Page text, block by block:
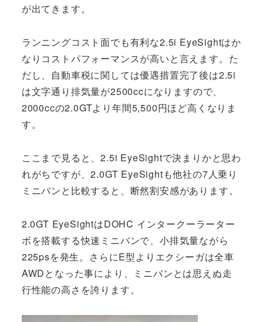
が出てきます。
ランニングコスト面でも有利な2.5i EyeSightはか
なりコストパフォーマンスが高いと言えます。た
だし、自動車税に関しては優遇措置完了後は2.5i
は文字通り排気量が2500ccになりますので、
2000ccの2.0GTより年間5,500円ほど高くなりま
す。
ここまで見ると、2.5i EyeSightで決まりかと思わ
れがちですが、2.0GT EyeSightも他社の7人乗り
ミニバンと比較すると、断然割安感があります。
2.0GT EyeSightはDOHC インタークーラーター
ボを搭載する快速ミニバンで、小排気量ながら
225psを発生。さらにE型よりエクシーガは全車
AWDとなった事により、ミニバンとは思えぬ走
行性能の高さを誇ります。